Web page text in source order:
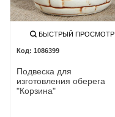
БЫСТРЫЙ ПРОСМОТР
1086399
Подвеска для
изготовления оберега
"Корзина"